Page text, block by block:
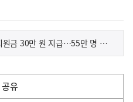
'택배·직접배달' 소상공인도 지원금 30만 원 지급…55만 명 예상
공유
열